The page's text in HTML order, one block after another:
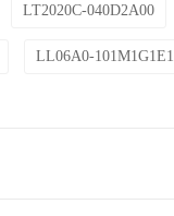
LT2020C-040D2A00
LL06A0-101M1G1E1